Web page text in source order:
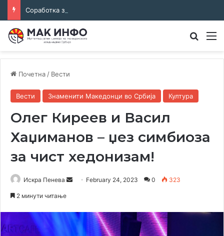
Почетна / Вести
Вести Знаменити Македонци во Србија Култура
Олег Киреев и Васил
Хаџиманов – џез симбиоза
за чист хедонизам!
Искра Пенева
Send February 24, 2023 0 323
2 минути читање